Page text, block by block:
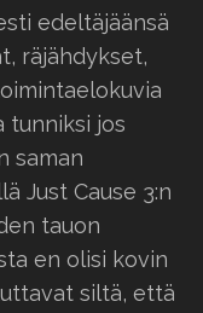
edeltäjäänsä
räjähdykset,
tunniksi jos
saman
Just Cause 3:n
tauon
en olisi kovin
siltä, että